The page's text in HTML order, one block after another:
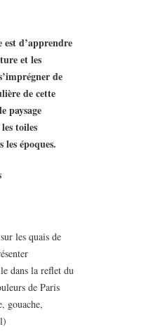
est d’apprendre
et les
de
de cette
paysage
toiles
les époques.
les quais de
dans la reflet du
de Paris
gouache,